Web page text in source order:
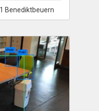
Benediktbeuern